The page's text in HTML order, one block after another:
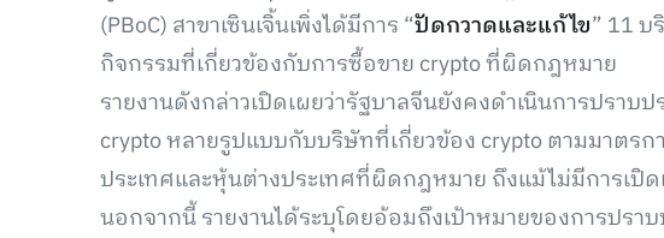
(PBoC) สาขาเซินเจิ้นเพิ่งได้มีการ “ปัดกวาดและแก้ไข” 11
กิจกรรมที่เกี่ยวข้องกับการซื้อขาย crypto ที่ผิดกฎหมาย
รายงานดังกล่าวเปิดเผยว่ารัฐบาลจีนยังคงดำเนินการปราบ
crypto หลายรูปแบบกับบริษัทที่เกี่ยวข้อง crypto ตามมาตร
ประเทศและหุ้นต่างประเทศที่ผิดกฎหมาย ถึงแม้ไม่มีการเปิ
นอกจากนี้ รายงานได้ระบุโดยอ้อมถึงเป้าหมายของการปราบ